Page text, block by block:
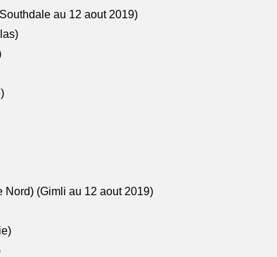
au 12 aout 2019)
(Gimli au 12 aout 2019)